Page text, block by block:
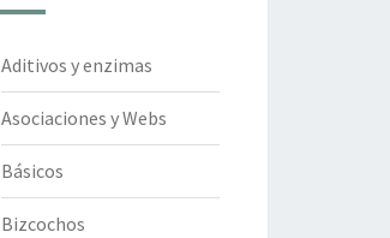
Aditivos y enzimas
Asociaciones y Webs
Básicos
Bizcochos